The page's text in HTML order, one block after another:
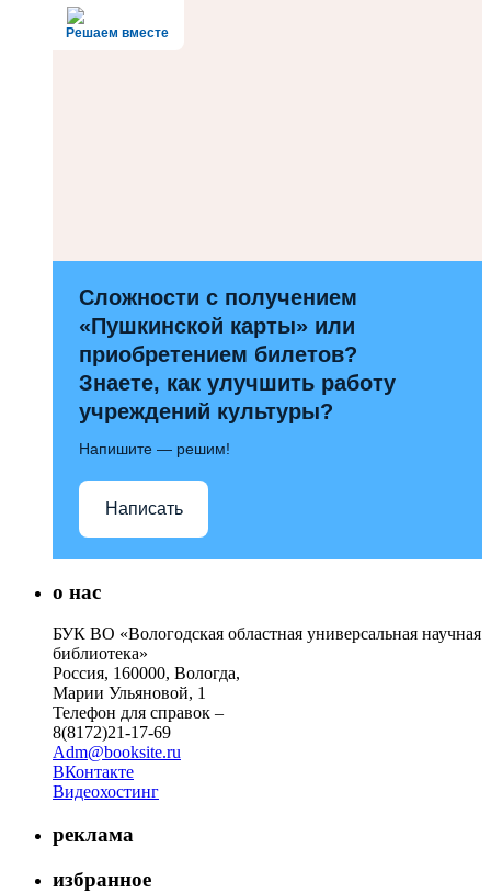
Решаем вместе
Сложности с получением
«Пушкинской карты» или
приобретением билетов?
Знаете, как улучшить работу
учреждений культуры?
Напишите — решим!
Написать
о нас
БУК ВО «Вологодская областная универсальная научная
библиотека»
Россия, 160000, Вологда,
Марии Ульяновой, 1
Телефон для справок –
8(8172)21-17-69
Adm@booksite.ru
ВКонтакте
Видеохостинг
реклама
избранное